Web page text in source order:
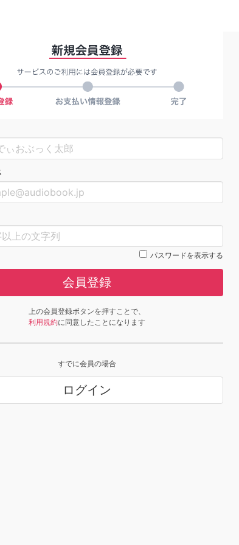
パスワードを表示する
会員登録
上の会員登録ボタンを押すことで、
利用規約に同意したことになります
すでに会員の場合
ログイン